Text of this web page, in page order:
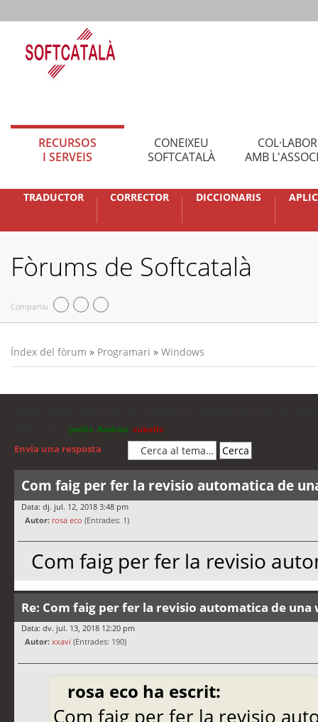
RECURSOS
I SERVEIS
CONEIXEU
SOFTCATALÀ
AMB
TRADUCTOR CORRECTOR DICCIONARIS
Fòrums de Softcatalà
Compartiu
Índex del fòrum » Programari » Windows
jordis Andreu cubells
Envia una resposta
Com faig per fer la revisio automatica de
Data: dj. jul. 12, 2018 3:48 pm
Autor: rosa eco (Entrades: 1)
Com faig per fer la revisio
Re: Com faig per fer la revisio automatica de una
Data: dv. jul. 13, 2018 12:20 pm
Autor: xxavi (Entrades: 190)
rosa eco ha escrit:
Com faig per fer la revisio